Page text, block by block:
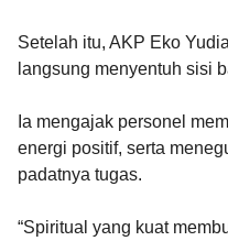
Setelah itu, AKP Eko
langsung menyentuh sisi
Ia mengajak personel
energi positif, serta
padatnya tugas.
“Spiritual yang kuat